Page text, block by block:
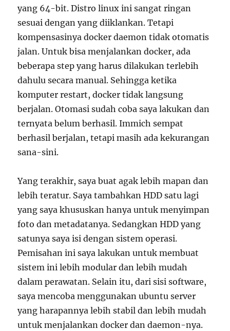
yang 64-bit. Distro linux ini sangat ringan
sesuai dengan yang diiklankan. Tetapi
kompensasinya docker daemon tidak otomatis
jalan. Untuk bisa menjalankan docker, ada
beberapa step yang harus dilakukan terlebih
dahulu secara manual. Sehingga ketika
komputer restart, docker tidak langsung
berjalan. Otomasi sudah coba saya lakukan dan
ternyata belum berhasil. Immich sempat
berhasil berjalan, tetapi masih ada kekurangan
sana-sini.
Yang terakhir, saya buat agak lebih mapan dan
lebih teratur. Saya tambahkan HDD satu lagi
yang saya khususkan hanya untuk menyimpan
foto dan metadatanya. Sedangkan HDD yang
satunya saya isi dengan sistem operasi.
Pemisahan ini saya lakukan untuk membuat
sistem ini lebih modular dan lebih mudah
dalam perawatan. Selain itu, dari sisi software,
saya mencoba menggunakan ubuntu server
yang harapannya lebih stabil dan lebih mudah
untuk menjalankan docker dan daemon-nya.